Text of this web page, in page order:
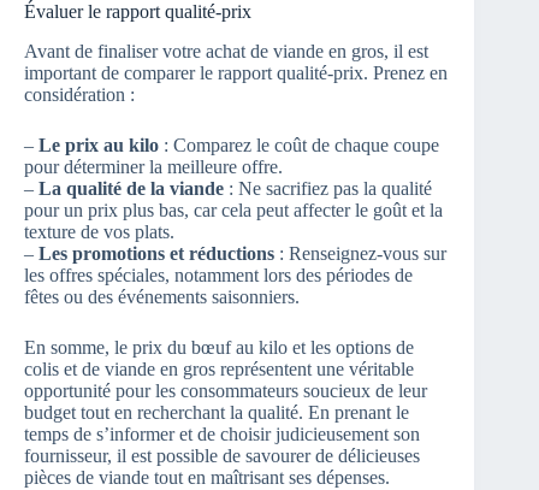
Évaluer le rapport qualité-prix
Avant de finaliser votre achat de viande en gros, il est
important de comparer le rapport qualité-prix. Prenez en
considération :
– Le prix au kilo : Comparez le coût de chaque coupe
pour déterminer la meilleure offre.
– La qualité de la viande : Ne sacrifiez pas la qualité
pour un prix plus bas, car cela peut affecter le goût et la
texture de vos plats.
– Les promotions et réductions : Renseignez-vous sur
les offres spéciales, notamment lors des périodes de
fêtes ou des événements saisonniers.
En somme, le prix du bœuf au kilo et les options de
colis et de viande en gros représentent une véritable
opportunité pour les consommateurs soucieux de leur
budget tout en recherchant la qualité. En prenant le
temps de s’informer et de choisir judicieusement son
fournisseur, il est possible de savourer de délicieuses
pièces de viande tout en maîtrisant ses dépenses.